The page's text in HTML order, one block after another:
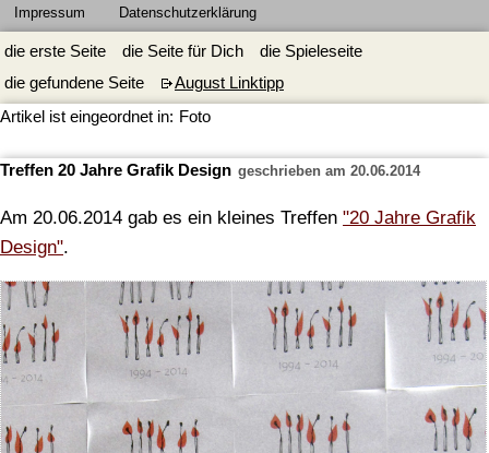
Impressum Datenschutzerklärung
die erste Seite die Seite für Dich
die Spieleseite
die gefundene Seite
August Linktipp
Artikel ist eingeordnet in: Foto
Treffen 20 Jahre Grafik Design geschrieben am 20.06.2014
Am 20.06.2014 gab es ein kleines Treffen "20 Jahre Grafik
Design".